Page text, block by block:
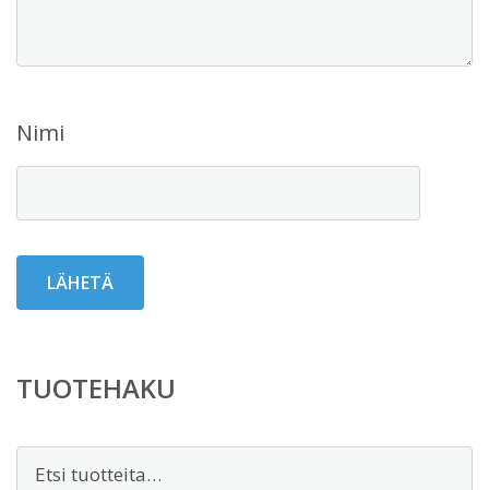
Nimi
TUOTEHAKU